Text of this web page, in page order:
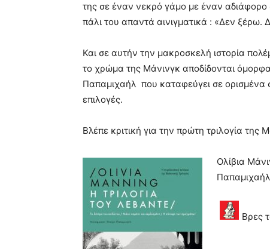
της σε έναν νεκρό γάμο με έναν
πάλι του απαντά αινιγματικά : «Δεν
Και σε αυτήν την μακροσκελή ιστορία
το χρώμα της Μάνινγκ αποδίδονται
Παπαμιχαήλ που καταφεύγει σε ορισμένα
επιλογές.
Βλέπε κριτική για την πρώτη τριλογία της
Ολίβια
Βρες